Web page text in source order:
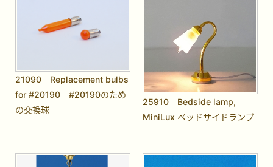
21090 Replacement bulbs
for #20190 #20190のため
の交換球
25910 Bedside lamp,
MiniLux ベッドサイドランプ